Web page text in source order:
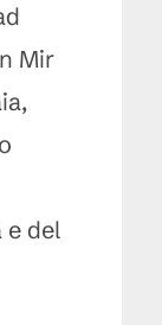
Mir
e del